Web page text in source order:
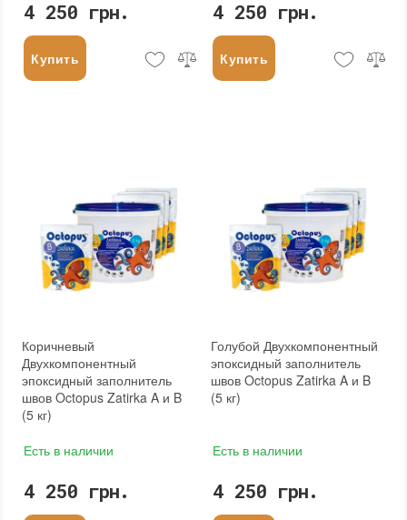
4 250 грн.
Купить
4 250 грн.
Купить
Коричневый
Двухкомпонентный
эпоксидный заполнитель
швов Octopus Zatirka A и B
(5 кг)
Есть в наличии
4 250 грн.
Голубой Двухкомпонентный
эпоксидный заполнитель
швов Octopus Zatirka A и B
(5 кг)
Есть в наличии
4 250 грн.